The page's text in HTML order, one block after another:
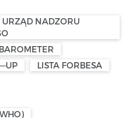
URZĄD NADZORU
LISTA FORBESA